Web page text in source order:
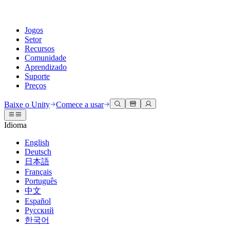
Jogos
Setor
Recursos
Comunidade
Aprendizado
Suporte
Preços
Engine do Unity
Crie jogos 2D e 3D para qualquer plataforma
Colaboração
Colabore e itere rapidamente com sua equipe
Baixe o Unity
Planos e preços
Implante
Multiplataforma
Colaboração 3D
Construa e revise projetos 3D em tempo real
Treinamento imersivo
Treine em ambientes imersivos
Experiências do cliente
Crie experiências interativas em 3D
Setores
Manufatura
Documentação
Ferramentas de desenvolvedor
Versões de lançamento e rastreador de problemas
Roteiro
Revisar recursos futuros
Glossário
Discussões
Eventos
Eventos globais e locais
Histórias da comunidade
Made with Unity
Mostrando criadores do Unity
Unity Learn
Domine habilidades do Unity gratuitamente
Treinamento profissional
Aprimore sua equipe com treinadores do Unity
É iniciante no Unity?
Conceitos básicos
Inicie seu aprendizado
Caminhos Essenciais do Unity
Obter ajuda
Ajudando você a ter sucesso com Unity
Planos de sucesso
Alcance seus objetivos mais rápido com suporte especializado
Perguntas frequentes
Respostas para perguntas comuns
Entre em contato conosco
Conecte-se com nossa equipe
Baixe o Unity Comece a usar
Idioma
English
Deutsch
日本語
Français
Português
中文
Español
Русский
한국어